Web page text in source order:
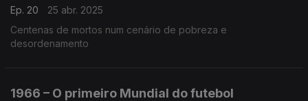
Ep. 20
25 abr. 2025
Centenas de mortos num cenário de pobreza e
desordenamento
1966 – O primeiro Mundial do futebol